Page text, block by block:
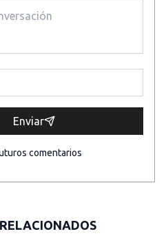
Enviar
comentarios